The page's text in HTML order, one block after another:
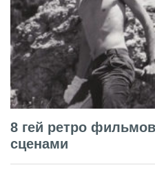
8 гей ретро
сценами